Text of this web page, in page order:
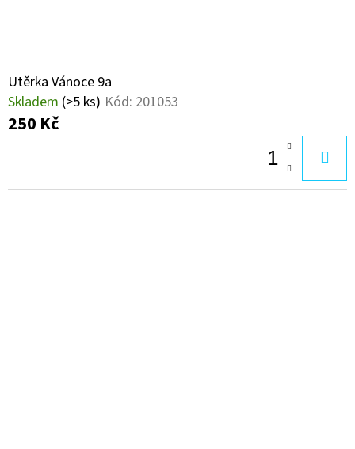
Utěrka Vánoce 9a
Skladem (>5 ks) Kód: 201053
250 Kč